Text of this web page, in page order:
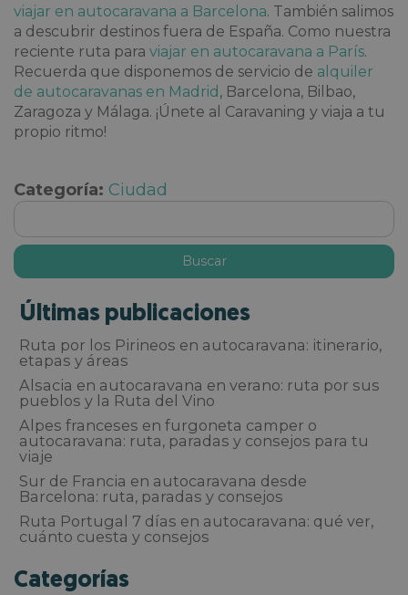
viajar en autocaravana a Barcelona. También salimos
a descubrir destinos fuera de España. Como nuestra
reciente ruta para viajar en autocaravana a París.
Recuerda que disponemos de servicio de alquiler
de autocaravanas en Madrid , Barcelona, Bilbao,
Zaragoza y Málaga. ¡Únete al Caravaning y viaja a tu
propio ritmo!
Categoría: Ciudad
Últimas publicaciones
Ruta por los Pirineos en autocaravana: itinerario,
etapas y áreas
Alsacia en autocaravana en verano: ruta por sus
pueblos y la Ruta del Vino
Alpes franceses en furgoneta camper o
autocaravana: ruta, paradas y consejos para tu
viaje
Sur de Francia en autocaravana desde
Barcelona: ruta, paradas y consejos
Ruta Portugal 7 días en autocaravana: qué ver,
cuánto cuesta y consejos
Categorías